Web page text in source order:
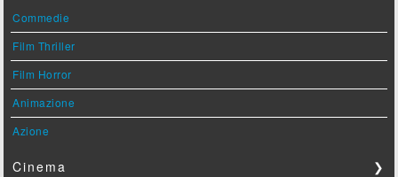
Commedie
Film Thriller
Film Horror
Animazione
Azione
Cinema ❯